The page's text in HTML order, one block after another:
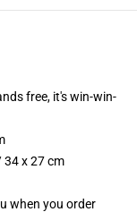
free, it's win-win-
34 x 27 cm
when you order